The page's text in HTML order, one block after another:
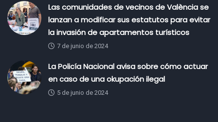
Las comunidades de vecinos de València se
lanzan a modificar sus estatutos para evitar
la invasión de apartamentos turísticos
7 de junio de 2024
La Policía Nacional avisa sobre cómo actuar
en caso de una okupación ilegal
5 de junio de 2024